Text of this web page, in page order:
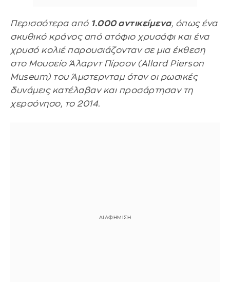
Περισσότερα από 1.000 αντικείμενα, όπως ένα
σκυθικό κράνος από ατόφιο χρυσάφι και ένα
χρυσό κολιέ παρουσιάζονταν σε μια έκθεση
στο Μουσείο Άλαρντ Πίρσον (Allard Pierson
Museum) του Άμστερνταμ όταν οι ρωσικές
δυνάμεις κατέλαβαν και προσάρτησαν τη
χερσόνησο, το 2014.